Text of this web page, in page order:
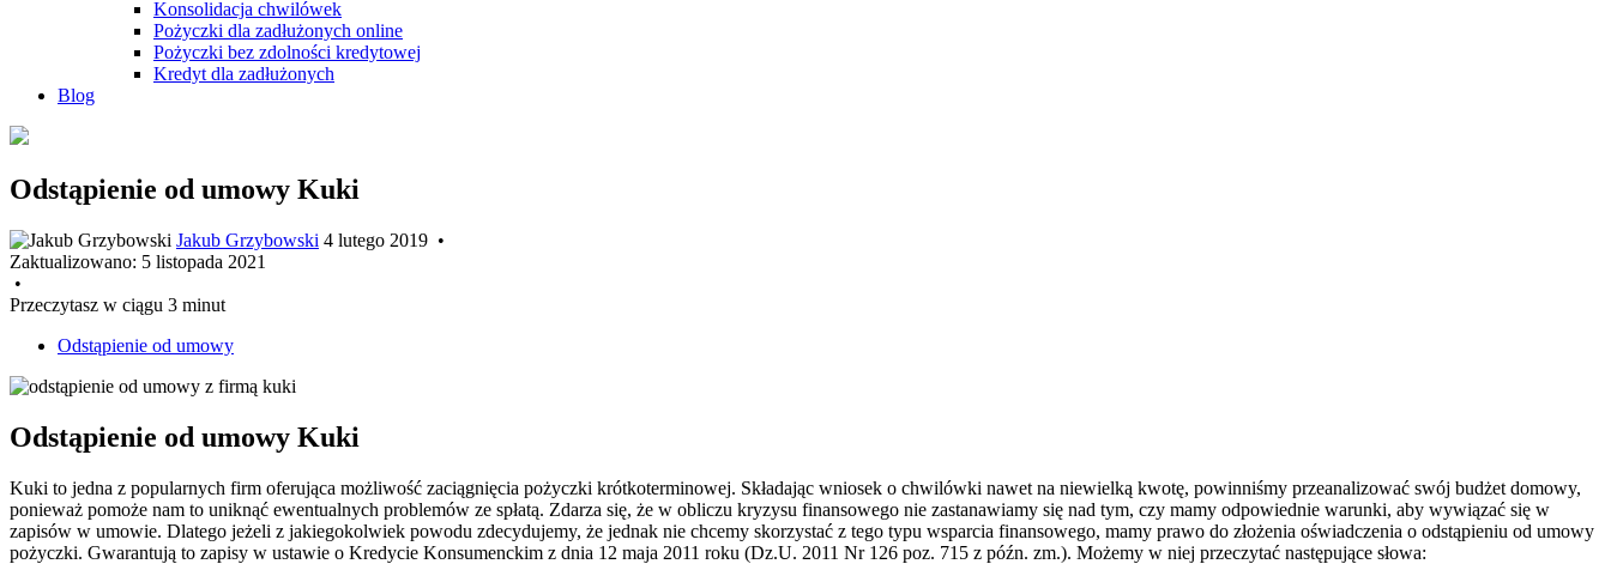
Konsolidacja chwilówek
Pożyczki dla zadłużonych online
Pożyczki bez zdolności kredytowej
Kredyt dla zadłużonych
Blog
Odstąpienie od umowy Kuki
Jakub Grzybowski 4 lutego 2019 •
Zaktualizowano: 5 listopada 2021
•
Przeczytasz w ciągu 3 minut
Odstąpienie od umowy
Odstąpienie od umowy Kuki
Kuki to jedna z popularnych firm oferująca możliwość zaciągnięcia pożyczki krótkoterminowej. Składając wniosek o chwilówki nawet na niewielką kwotę, powinniśmy przeanalizować swój budżet domowy,
ponieważ pomoże nam to uniknąć ewentualnych problemów ze spłatą. Zdarza się, że w obliczu kryzysu finansowego nie zastanawiamy się nad tym, czy mamy odpowiednie warunki, aby wywiązać się w
zapisów w umowie. Dlatego jeżeli z jakiegokolwiek powodu zdecydujemy, że jednak nie chcemy skorzystać z tego typu wsparcia finansowego, mamy prawo do złożenia oświadczenia o odstąpieniu od umowy
pożyczki. Gwarantują to zapisy w ustawie o Kredycie Konsumenckim z dnia 12 maja 2011 roku (Dz.U. 2011 Nr 126 poz. 715 z późn. zm.). Możemy w niej przeczytać następujące słowa: